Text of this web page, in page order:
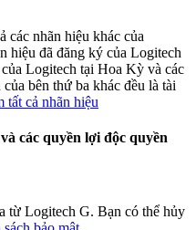
các nhãn hiệu khác của
hiệu đã đăng ký của Logitech
Logitech tại Hoa Kỳ và các
bên thứ ba khác đều là tài
tất cả nhãn hiệu
các quyền lợi độc quyền
từ Logitech G. Bạn có thể hủy